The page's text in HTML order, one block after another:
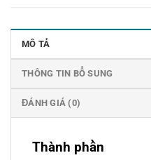
MÔ TẢ
THÔNG TIN BỔ SUNG
ĐÁNH GIÁ (0)
Thành phần